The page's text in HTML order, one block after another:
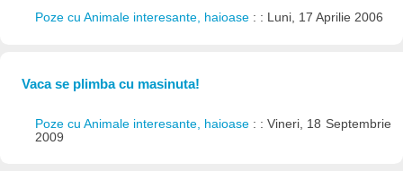
Poze cu Animale interesante, haioase : : Luni, 17 Aprilie 2006
Vaca se plimba cu masinuta!
Poze cu Animale interesante, haioase : : Vineri, 18 Septembrie
2009